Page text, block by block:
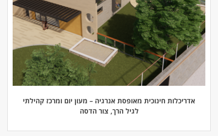
אדריכלות חינוכית מאופסת אנרגיה – מעון יום ומרכז קהילתי
לגיל הרך, צור הדסה